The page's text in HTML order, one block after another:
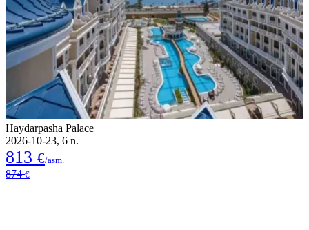
Haydarpasha Palace
2026-10-23, 6 n.
813 €/asm.
874€